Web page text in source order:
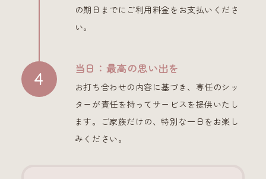
の期日までにご利用料金をお支払いくださ
い。
当日：最高の思い出を
お打ち合わせの内容に基づき、専任のシッ
ターが責任を持ってサービスを提供いたし
ます。ご家族だけの、特別な一日をお楽し
みください。